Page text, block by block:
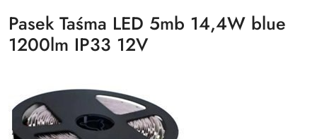
Pasek Taśma LED 5mb 14,4W blue
1200lm IP33 12V